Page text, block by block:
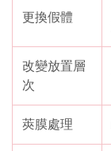
更換假體
改變放置層
次
莢膜處理